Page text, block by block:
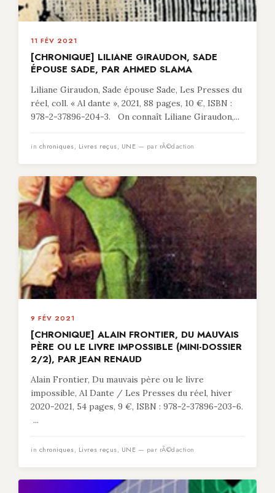
11 FÉV 2021
[CHRONIQUE] LILIANE GIRAUDON, SADE
ÉPOUSE SADE, PAR AHMED SLAMA
Liliane Giraudon, Sade épouse Sade, Les Presses du
réel, coll. « Al dante », 2021, 88 pages, 10 €, ISBN :
978-2-37896-204-3. On connaît Liliane Giraudon,...
in chroniques, Livres reçus, UNE — par rÃ©daction
9 FÉV 2021
[CHRONIQUE] ALAIN FRONTIER, DU MAUVAIS
PÈRE OU LE LIVRE IMPOSSIBLE (MINI-DOSSIER
2/2), PAR JEAN RENAUD
Alain Frontier, Du mauvais père ou le livre
impossible, Al Dante / Les Presses du réel, hiver
2020-2021, 54 pages, 9 €, ISBN : 978-2-37896-203-6.
...
in chroniques, Livres reçus, UNE — par rÃ©daction